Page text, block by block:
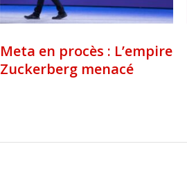
Meta en procès : L’empire
Zuckerberg menacé